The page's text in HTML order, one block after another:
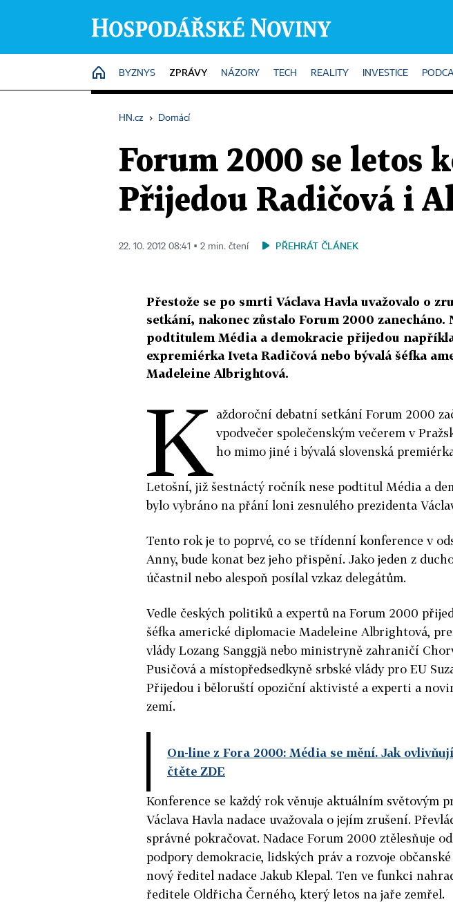
HOME
BYZNYS ZPRÁVY NÁZORY TECH REALITY INVESTICE
HN.cz › Domácí
Forum 2000 se letos
Přijedou Radičová i
22. 10. 2012 08:41 ▪ 2 min. čtení PŘEHRÁT ČLÁNEK
Přestože se po smrti Václava Havla uvažovalo o
setkání, nakonec zůstalo Forum 2000 zanecháno.
podtitulem Média a demokracie přijedou
expremiérka Iveta Radičová nebo bývalá šéfka
Madeleine Albrightová.
K aždoroční debatní setkání Forum 2000
vpodvečer společenským večerem v
ho mimo jiné i bývalá slovenská
Letošní, již šestnáctý ročník nese podtitul Média a
bylo vybráno na přání loni zesnulého prezidenta
Tento rok je to poprvé, co se třídenní konference v
Anny, bude konat bez jeho přispění. Jako jeden z
účastnil nebo alespoň posílal vzkaz delegátům.
Vedle českých politiků a expertů na Forum 2000
šéfka americké diplomacie Madeleine Albrightová,
vlády Lozang Sanggjä nebo ministryně zahraničí
Pusičová a místopředsedkyně srbské vlády pro EU
Přijedou i běloruští opoziční aktivisté a experti a
zemí.
On-line z Fora 2000: Média se mění. Jak
čtěte ZDE
Konference se každý rok věnuje aktuálním světovým
Václava Havla nadace uvažovala o jejím zrušení.
správné pokračovat. Nadace Forum 2000 ztělesňuje
podpory demokracie, lidských práv a rozvoje
nový ředitel nadace Jakub Klepal. Ten ve funkci
ředitele Oldřicha Černého, který letos na jaře zemřel.